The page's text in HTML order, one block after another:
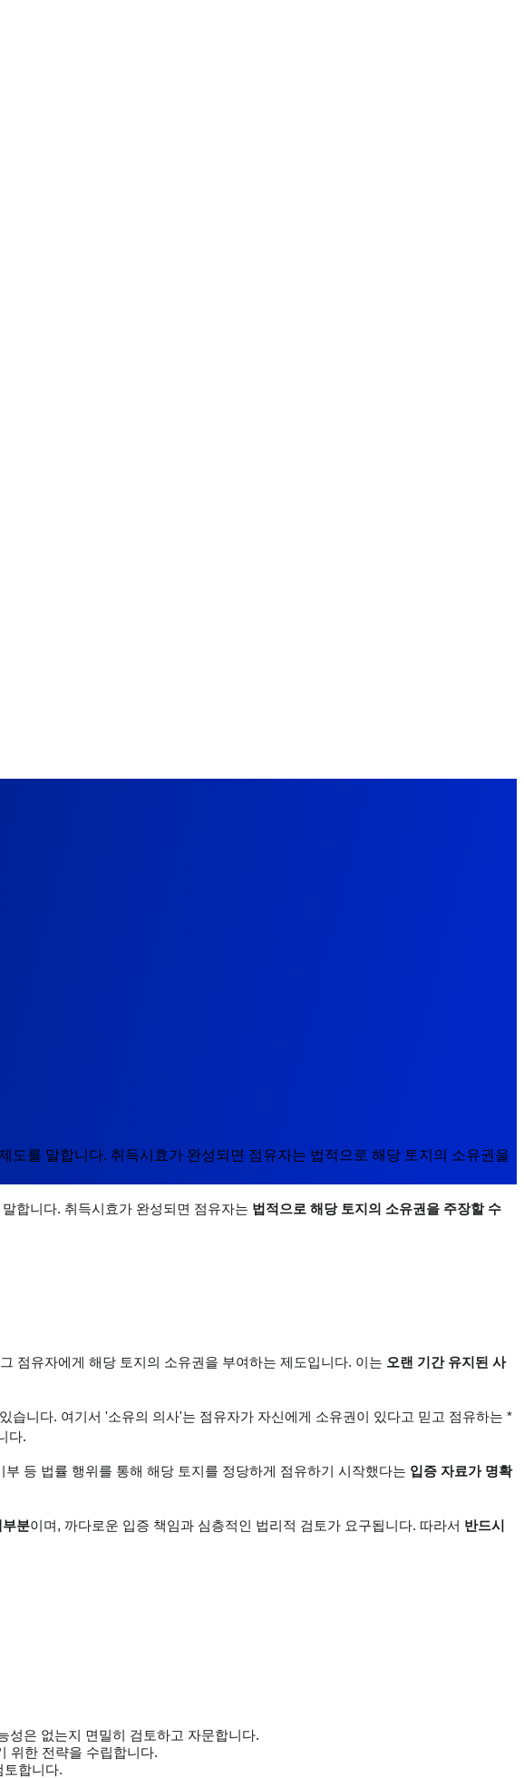
를 말합니다. 취득시효가 완성되면 점유자는 법적으로 해당 토지의 소유권을
합니다. 취득시효가 완성되면 점유자는 법적으로 해당 토지의 소유권을 주장할 수
점유자에게 해당 토지의 소유권을 부여하는 제도입니다. 이는 오랜 기간 유지된 사
습니다. 여기서 '소유의 의사'는 점유자가 자신에게 소유권이 있다고 믿고 점유하는 *
다.
등 법률 행위를 통해 해당 토지를 정당하게 점유하기 시작했다는 입증 자료가 명확
부분이며, 까다로운 입증 책임과 심층적인 법리적 검토가 요구됩니다. 따라서 반드시
성은 없는지 면밀히 검토하고 자문합니다.
위한 전략을 수립합니다.
토합니다.